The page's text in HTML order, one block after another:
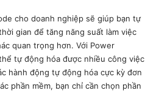
cho doanh nghiệp sẽ giúp bạn tự
gian để tăng năng suất làm việc
quan trọng hơn. Với Power
tự động hóa được nhiều công việc
hành động tự động hóa cực kỳ đơn
phần mềm, bạn chỉ cần chọn phần